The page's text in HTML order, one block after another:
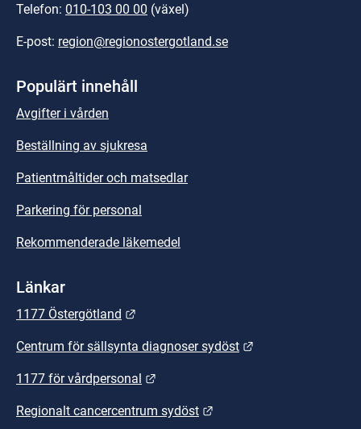
Telefon: 010-103 00 00 (växel)
E-post: region@regionostergotland.se
Populärt innehåll
Avgifter i vården
Beställning av sjukresa
Patientmåltider och matsedlar
Parkering för personal
Rekommenderade läkemedel
Länkar
1177 Östergötland
Centrum för sällsynta diagnoser sydöst
1177 för vårdpersonal
Regionalt cancercentrum sydöst